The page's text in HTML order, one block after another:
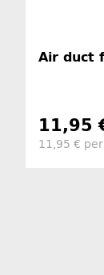
Air duct
11,95
11,95 €